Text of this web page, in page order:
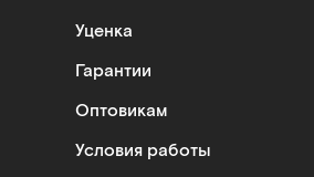
Уценка
Гарантии
Оптовикам
Условия работы